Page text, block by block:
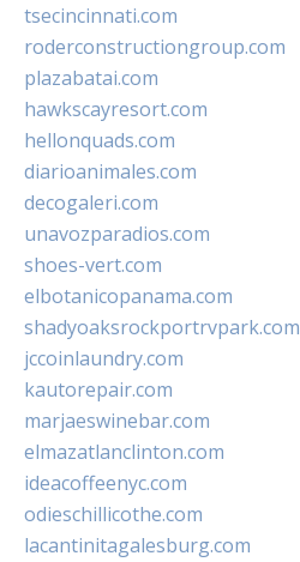
tsecincinnati.com
roderconstructiongroup.com
plazabatai.com
hawkscayresort.com
hellonquads.com
diarioanimales.com
decogaleri.com
unavozparadios.com
shoes-vert.com
elbotanicopanama.com
shadyoaksrockportrvpark.com
jccoinlaundry.com
kautorepair.com
marjaeswinebar.com
elmazatlanclinton.com
ideacoffeenyc.com
odieschillicothe.com
lacantinitagalesburg.com